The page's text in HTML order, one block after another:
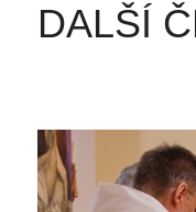
DALŠÍ